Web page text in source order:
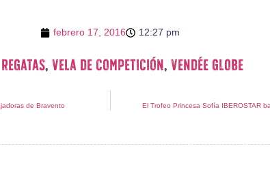
febrero 17, 2016 12:27 pm
regatas, vela de competición, vendée globe
de Bravento El Trofeo Princesa Sofía IBEROSTAR